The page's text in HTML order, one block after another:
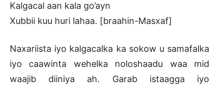
Kalgacal aan kala go’ayn
Xubbii kuu huri lahaa. [braahin-Masxaf]
Naxariista iyo kalgacalka ka sokow u samafalka
iyo caawinta wehelka noloshaadu waa mid
waajib diiniya ah. Garab istaagga iyo